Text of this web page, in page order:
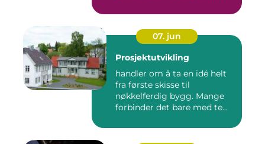
07. jun
Prosjektutvikling
handler om å ta en idé helt
fra første skisse til
nøkkelferdig bygg. Mange
forbinder det bare med te...